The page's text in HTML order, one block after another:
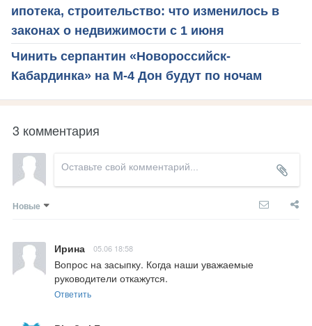
ипотека, строительство: что изменилось в
законах о недвижимости с 1 июня
Чинить серпантин «Новороссийск-
Кабардинка» на М-4 Дон будут по ночам
3 комментария
Новые
Ирина 05.06 18:58
Вопрос на засыпку. Когда наши уважаемые
руководители откажутся.
Ответить